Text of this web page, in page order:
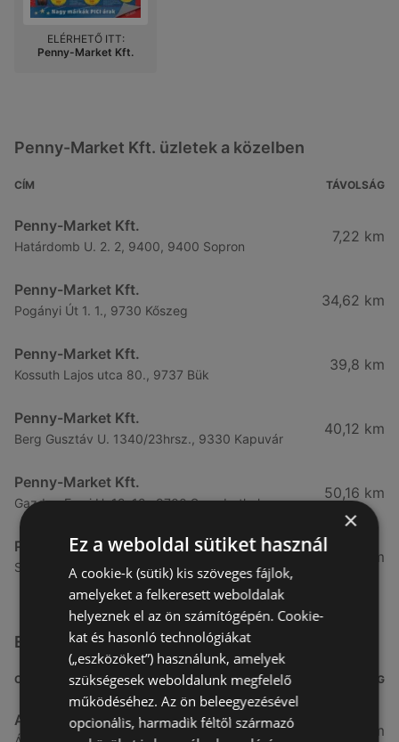
ELÉRHETŐ ITT:
Penny-Market Kft.
Penny-Market Kft. üzletek a közelben
CÍM TÁVOLSÁG
Penny-Market Kft.
Határdomb U. 2. 2, 9400, 9400 Sopron
7,22 km
Penny-Market Kft.
Pogányi Út 1. 1., 9730 Kőszeg
34,62 km
Penny-Market Kft.
Kossuth Lajos utca 80., 9737 Bük
39,8 km
Penny-Market Kft.
Berg Gusztáv U. 1340/23hrsz., 9330 Kapuvár
40,12 km
Penny-Market Kft.
Gazdag Erzsi U. 12. 12., 9700 Szombathely
50,16 km
Penny-Market Kft.
Sárvár U. 1. 1., 9700, 9700 Szombathely
51,13 km
Egyéb Szupermarketek üzletek a közelben
CÍM TÁVOLSÁG
Aldi
3,26 km
×
Ez a weboldal sütiket használ
A cookie-k (sütik) kis szöveges fájlok,
amelyeket a felkeresett weboldalak
helyeznek el az ön számítógépén. Cookie-
kat és hasonló technológiákat
(„eszközöket”) használunk, amelyek
szükségesek weboldalunk megfelelő
működéséhez. Az ön beleegyezésével
opcionális, harmadik féltől származó